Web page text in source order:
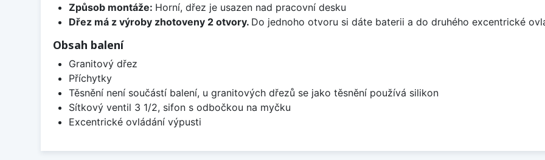
Způsob montáže: Horní, dřez je usazen nad pracovní desku
Dřez má z výroby zhotoveny 2 otvory. Do jednoho otvoru si dáte baterii a do druhého excentrické
Obsah balení
Granitový dřez
Příchytky
Těsnění není součástí balení, u granitových dřezů se jako těsnění používá silikon
Sítkový ventil 3 1/2, sifon s odbočkou na myčku
Excentrické ovládání výpusti